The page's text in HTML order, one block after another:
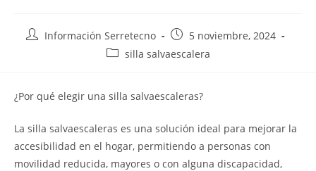
Información Serretecno
5 noviembre, 2024
silla salvaescalera
¿Por qué elegir una silla salvaescaleras?
La silla salvaescaleras es una solución ideal para mejorar la
accesibilidad en el hogar, permitiendo a personas con
movilidad reducida, mayores o con alguna discapacidad,